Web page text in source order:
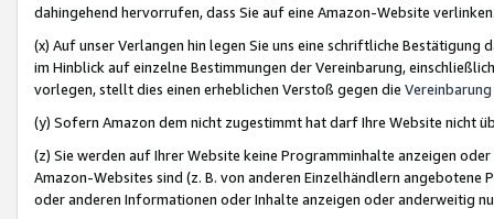
dahingehend hervorrufen, dass Sie auf eine Amazon-Website
(x) Auf unser Verlangen hin legen Sie uns eine schriftliche
im Hinblick auf einzelne Bestimmungen der Vereinbarung,
vorlegen, stellt dies einen erheblichen Verstoß gegen die Vereinbarung
(y) Sofern Amazon dem nicht zugestimmt hat darf Ihre Website nicht
(z) Sie werden auf Ihrer Website keine Programminhalte anzeigen
Amazon-Websites sind (z. B. von anderen Einzelhändlern
oder anderen Informationen oder Inhalte anzeigen oder anderweitig